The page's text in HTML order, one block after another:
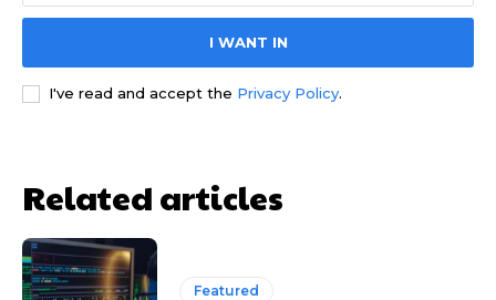
हर खाते के बदले मिलते थे 20 से 25 हजार
I WANT IN
I've read and accept the Privacy Policy.
Related articles
Featured